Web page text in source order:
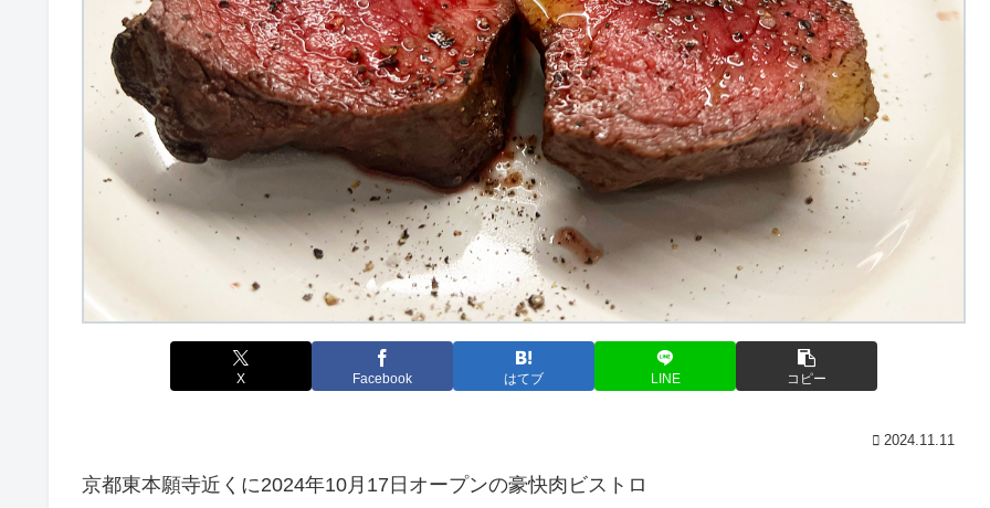
X Facebook はてブ LINE コピー
2024.11.11
京都東本願寺近くに2024年10月17日オープンの豪快肉ビストロ